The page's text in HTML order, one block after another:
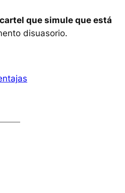
cartel que simule que está
disuasorio.